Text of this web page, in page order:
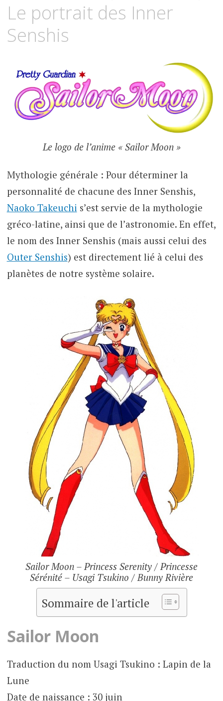
Le portrait des Inner
Senshis
Le logo de l’anime « Sailor Moon »
Mythologie générale : Pour déterminer la
personnalité de chacune des Inner Senshis,
Naoko Takeuchi s’est servie de la mythologie
gréco-latine, ainsi que de l’astronomie. En effet,
le nom des Inner Senshis (mais aussi celui des
Outer Senshis) est directement lié à celui des
planètes de notre système solaire.
Sailor Moon – Princess Serenity / Princesse
Sérénité – Usagi Tsukino / Bunny Rivière
Sommaire de l'article
Sailor Moon
Traduction du nom Usagi Tsukino : Lapin de la
Lune
Date de naissance : 30 juin